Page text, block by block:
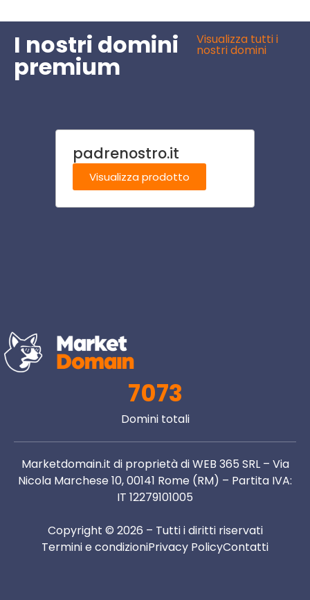
I nostri domini
premium
Visualizza tutti i
nostri domini
padrenostro.it
Visualizza prodotto
7073
Domini totali
Marketdomain.it di proprietà di WEB 365 SRL – Via
Nicola Marchese 10, 00141 Rome (RM) – Partita IVA:
IT 12279101005
Copyright © 2026 – Tutti i diritti riservati
Termini e condizioniPrivacy PolicyContatti